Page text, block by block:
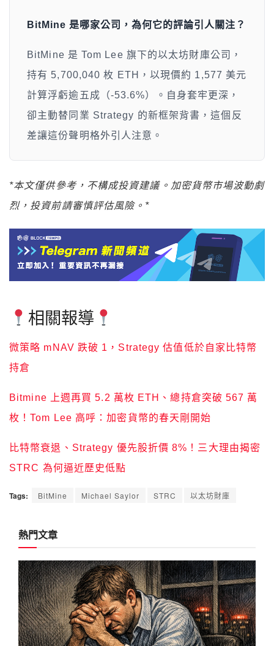
BitMine 是哪家公司，為何它的評論引人關注？
BitMine 是 Tom Lee 旗下的以太坊財庫公司，
持有 5,700,040 枚 ETH，以現價約 1,577 美元
計算浮虧逾五成（-53.6%）。自身套牢更深，
卻主動替同業 Strategy 的新框架背書，這個反
差讓這份聲明格外引人注意。
*本文僅供參考，不構成投資建議。加密貨幣市場波動劇
烈，投資前請審慎評估風險。*
相關報導
微策略 mNAV 跌破 1，Strategy 估值低於自家比特幣
持倉
Bitmine 上週再買 5.2 萬枚 ETH、總持倉突破 567 萬
枚！Tom Lee 高呼：加密貨幣的春天剛開始
比特幣衰退、Strategy 優先股折價 8%！三大理由揭密
STRC 為何逼近歷史低點
Tags: BitMine Michael Saylor STRC 以太坊財庫
熱門文章